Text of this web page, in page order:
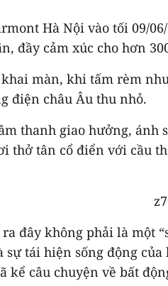
Hà Nội vào tối 09/
đầy cảm xúc cho hơn
màn, khi tấm rèm
điện châu Âu thu nhỏ.
thanh giao hưởng,
thở tân cổ điển với cầu
đây không phải là một
tái hiện sống động
kể câu chuyện về bất